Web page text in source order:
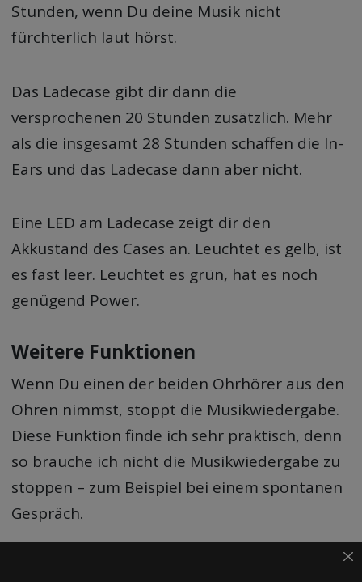
Stunden, wenn Du deine Musik nicht
fürchterlich laut hörst.
Das Ladecase gibt dir dann die
versprochenen 20 Stunden zusätzlich. Mehr
als die insgesamt 28 Stunden schaffen die In-
Ears und das Ladecase dann aber nicht.
Eine LED am Ladecase zeigt dir den
Akkustand des Cases an. Leuchtet es gelb, ist
es fast leer. Leuchtet es grün, hat es noch
genügend Power.
Weitere Funktionen
Wenn Du einen der beiden Ohrhörer aus den
Ohren nimmst, stoppt die Musikwiedergabe.
Diese Funktion finde ich sehr praktisch, denn
so brauche ich nicht die Musikwiedergabe zu
stoppen – zum Beispiel bei einem spontanen
Gespräch.